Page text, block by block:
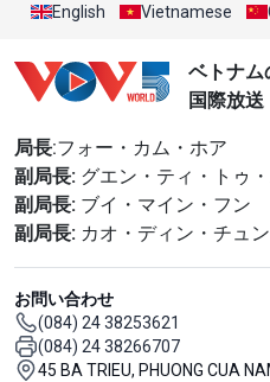
English Vietnamese
ベトナム
国際放送
局長:フォー・カム・ホア
副局長: グエン・ティ・トゥ
副局長: ブイ・マイン・フン
副局長: カオ・ディン・チュン
お問い合わせ
(084) 24 38253621
(084) 24 38266707
45 BA TRIEU, PHUONG CUA